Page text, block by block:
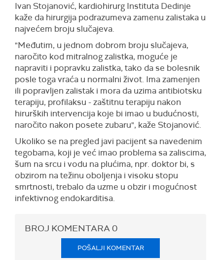
Ivan Stojanović, kardiohirurg Instituta Dedinje
kaže da hirurgija podrazumeva zamenu zalistaka u
najvećem broju slučajeva.
"Međutim, u jednom dobrom broju slučajeva,
naročito kod mitralnog zalistka, moguće je
napraviti i popravku zalistka, tako da se bolesnik
posle toga vraća u normalni život. Ima zamenjen
ili popravljen zalistak i mora da uzima antibiotsku
terapiju, profilaksu - zaštitnu terapiju nakon
hirurških intervencija koje bi imao u budućnosti,
naročito nakon posete zubaru", kaže Stojanović.
Ukoliko se na pregled javi pacijent sa navedenim
tegobama, koji je već imao problema sa zaliscima,
šum na srcu i vodu na plućima, npr. doktor bi, s
obzirom na težinu oboljenja i visoku stopu
smrtnosti, trebalo da uzme u obzir i mogućnost
infektivnog endokarditisa.
BROJ KOMENTARA0
POŠALJI KOMENTAR